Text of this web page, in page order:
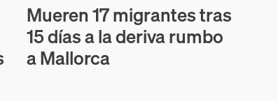
Mueren 17 migrantes tras
15 días a la deriva rumbo
a Mallorca